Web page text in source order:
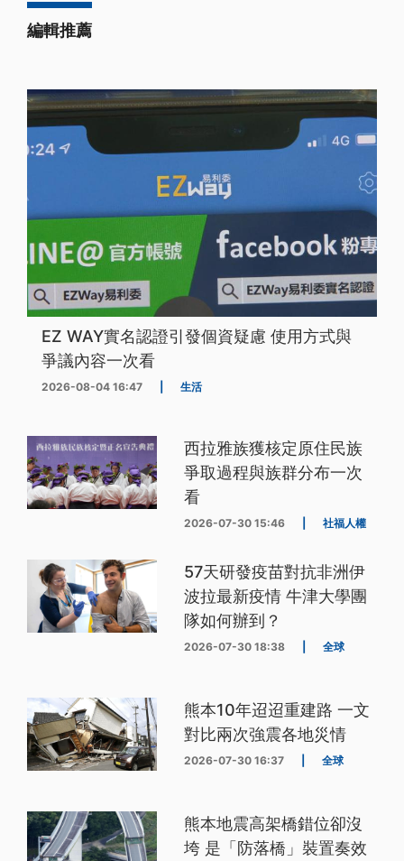
編輯推薦
EZ WAY實名認證引發個資疑慮 使用方式與
爭議內容一次看
2026-08-04 16:47 生活
西拉雅族獲核定原住民族
爭取過程與族群分布一次
看
2026-07-30 15:46 社福人權
57天研發疫苗對抗非洲伊
波拉最新疫情 牛津大學團
隊如何辦到？
2026-07-30 18:38 全球
熊本10年迢迢重建路 一文
對比兩次強震各地災情
2026-07-30 16:37 全球
熊本地震高架橋錯位卻沒
垮 是「防落橋」裝置奏效